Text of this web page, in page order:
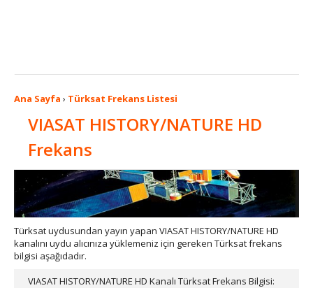
Ana Sayfa › Türksat Frekans Listesi
VIASAT HISTORY/NATURE HD
Frekans
Türksat uydusundan yayın yapan VIASAT HISTORY/NATURE HD
kanalını uydu alıcınıza yüklemeniz için gereken Türksat frekans
bilgisi aşağıdadır.
VIASAT HISTORY/NATURE HD Kanalı Türksat Frekans Bilgisi: